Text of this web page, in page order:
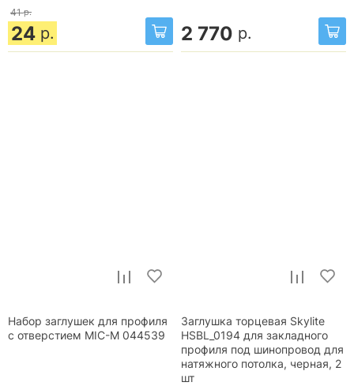
41 р.
24 р. 2 770 р.
Набор заглушек для профиля
с отверстием MIC-M 044539
Заглушка торцевая Skylite
HSBL_0194 для закладного
профиля под шинопровод для
натяжного потолка, черная, 2
шт